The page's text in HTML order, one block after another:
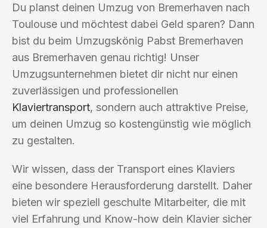
Du planst deinen Umzug von Bremerhaven nach
Toulouse und möchtest dabei Geld sparen? Dann
bist du beim Umzugskönig Pabst Bremerhaven
aus Bremerhaven genau richtig! Unser
Umzugsunternehmen bietet dir nicht nur einen
zuverlässigen und professionellen
Klaviertransport, sondern auch attraktive Preise,
um deinen Umzug so kostengünstig wie möglich
zu gestalten.
Wir wissen, dass der Transport eines Klaviers
eine besondere Herausforderung darstellt. Daher
bieten wir speziell geschulte Mitarbeiter, die mit
viel Erfahrung und Know-how dein Klavier sicher